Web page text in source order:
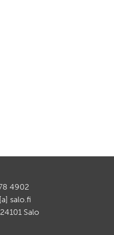
4902
salo.fi
Salo